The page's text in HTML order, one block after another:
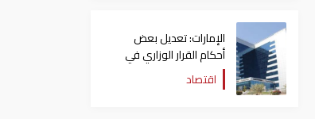
الإمارات: تعديل بعض
أحكام القرار الوزاري في
شأن الضريبة على الشركات
والأعمال
اقتصاد